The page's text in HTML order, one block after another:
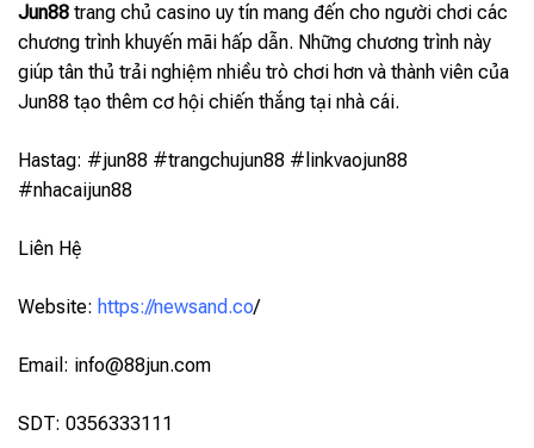
Jun88 trang chủ casino uy tín mang đến cho người chơi các
chương trình khuyến mãi hấp dẫn. Những chương trình này
giúp tân thủ trải nghiệm nhiều trò chơi hơn và thành viên của
Jun88 tạo thêm cơ hội chiến thắng tại nhà cái.
Hastag: #jun88 #trangchujun88 #linkvaojun88
#nhacaijun88
Liên Hệ
Website: https://newsand.co/
Email: info@88jun.com
SDT: 0356333111